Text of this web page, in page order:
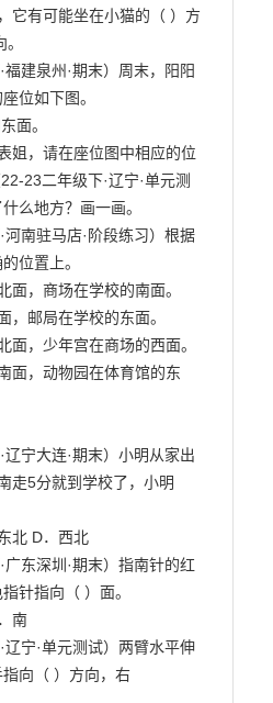
它有可能坐在小猫的（ ）方
建泉州·期末）周末，阳阳
位如下图。
面。
姐，请在座位图中相应的位
23二年级下·辽宁·单元测
么地方？画一画。
南驻马店·阶段练习）根据
位置上。
面，商场在学校的南面。
，邮局在学校的东面。
面，少年宫在商场的西面。
面，动物园在体育馆的东
宁大连·期末）小明从家出
走5分就到学校了，小明
北 D．西北
东深圳·期末）指南针的红
针指向（ ）面。
南
宁·单元测试）两臂水平伸
向（ ）方向，右